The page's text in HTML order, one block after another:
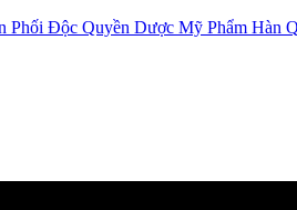
Phối Độc Quyền Dược Mỹ Phẩm Hàn